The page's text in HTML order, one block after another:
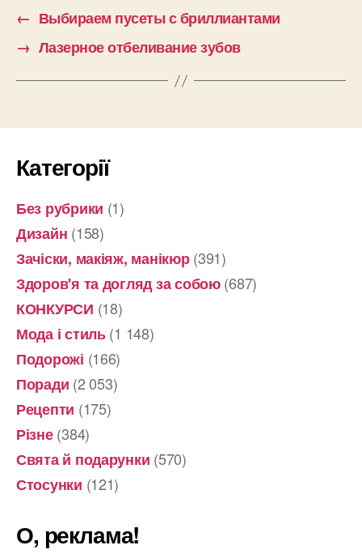
← Выбираем пусеты с бриллиантами
→ Лазерное отбеливание зубов
Категорії
Без рубрики (1)
Дизайн (158)
Зачіски, макіяж, манікюр(391)
Здоров'я та догляд за собою(687)
КОНКУРСИ (18)
Мода і стиль(1 148)
Подорожі (166)
Поради (2 053)
Рецепти (175)
Різне(384)
Свята й подарунки (570)
Стосунки (121)
О, реклама!